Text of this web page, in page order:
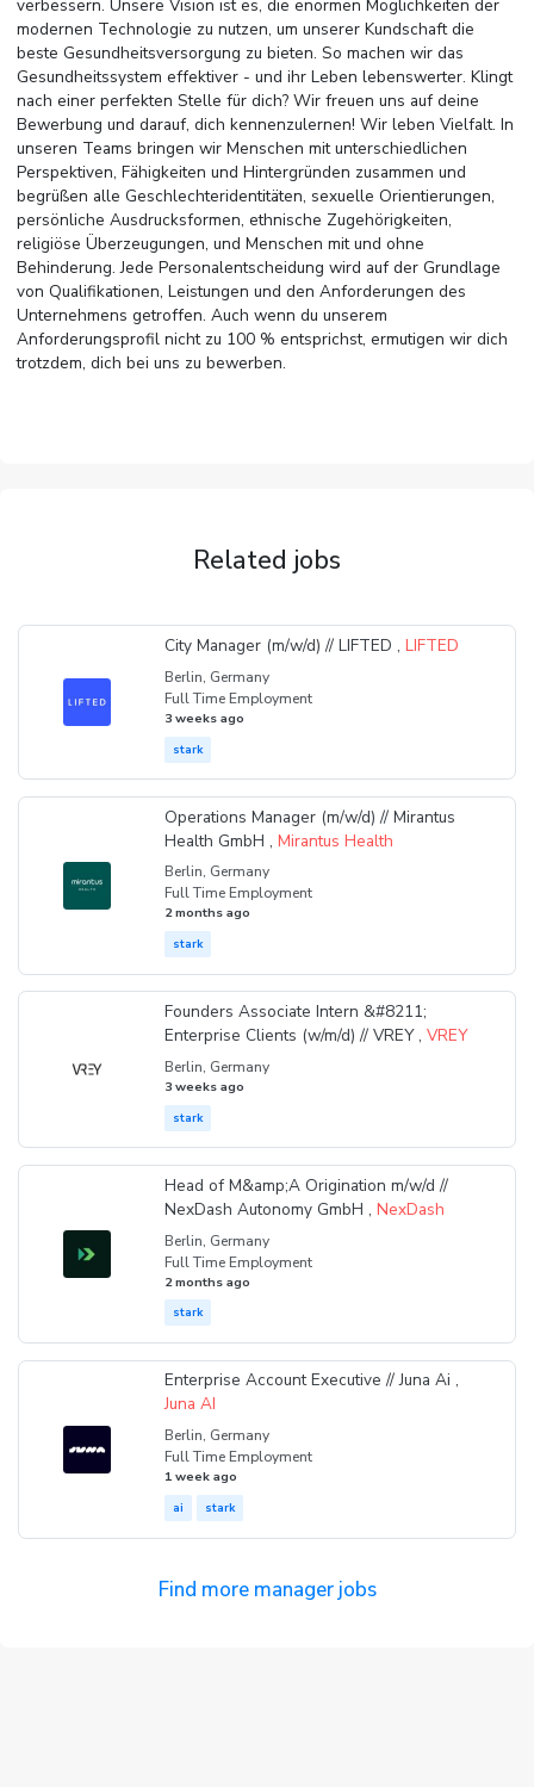
verbessern. Unsere Vision ist es, die enormen Möglichkeiten der
modernen Technologie zu nutzen, um unserer Kundschaft die
beste Gesundheitsversorgung zu bieten. So machen wir das
Gesundheitssystem effektiver - und ihr Leben lebenswerter. Klingt
nach einer perfekten Stelle für dich? Wir freuen uns auf deine
Bewerbung und darauf, dich kennenzulernen! Wir leben Vielfalt. In
unseren Teams bringen wir Menschen mit unterschiedlichen
Perspektiven, Fähigkeiten und Hintergründen zusammen und
begrüßen alle Geschlechteridentitäten, sexuelle Orientierungen,
persönliche Ausdrucksformen, ethnische Zugehörigkeiten,
religiöse Überzeugungen, und Menschen mit und ohne
Behinderung. Jede Personalentscheidung wird auf der Grundlage
von Qualifikationen, Leistungen und den Anforderungen des
Unternehmens getroffen. Auch wenn du unserem
Anforderungsprofil nicht zu 100 % entsprichst, ermutigen wir dich
trotzdem, dich bei uns zu bewerben.
Related jobs
City Manager (m/w/d) // LIFTED ,LIFTED
Berlin, Germany
Full Time Employment
3 weeks ago
stark
Operations Manager (m/w/d) // Mirantus
Health GmbH ,Mirantus Health
Berlin, Germany
Full Time Employment
2 months ago
stark
Founders Associate Intern &#8211;
Enterprise Clients (w/m/d) // VREY ,VREY
Berlin, Germany
3 weeks ago
stark
Head of M&amp;A Origination m/w/d //
NexDash Autonomy GmbH ,NexDash
Berlin, Germany
Full Time Employment
2 months ago
stark
Enterprise Account Executive // Juna Ai ,
Juna AI
Berlin, Germany
Full Time Employment
1 week ago
ai stark
Find more manager jobs